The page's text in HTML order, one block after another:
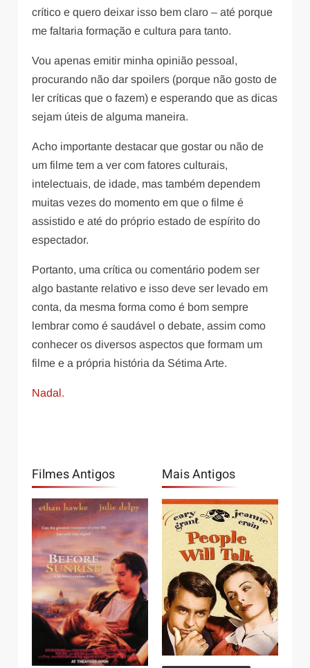
crítico e quero deixar isso bem claro – até porque
me faltaria formação e cultura para tanto.
Vou apenas emitir minha opinião pessoal,
procurando não dar spoilers (porque não gosto de
ler críticas que o fazem) e esperando que as dicas
sejam úteis de alguma maneira.
Acho importante destacar que gostar ou não de
um filme tem a ver com fatores culturais,
intelectuais, de idade, mas também dependem
muitas vezes do momento em que o filme é
assistido e até do próprio estado de espírito do
espectador.
Portanto, uma crítica ou comentário podem ser
algo bastante relativo e isso deve ser levado em
conta, da mesma forma como é bom sempre
lembrar como é saudável o debate, assim como
conhecer os diversos aspectos que formam um
filme e a própria história da Sétima Arte.
Nadal.
Filmes Antigos Mais Antigos